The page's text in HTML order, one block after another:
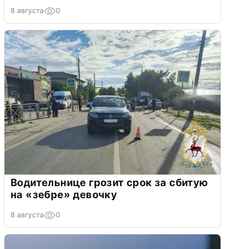
8 августа 0
Водительнице грозит срок за сбитую
на «зебре» девочку
8 августа 0